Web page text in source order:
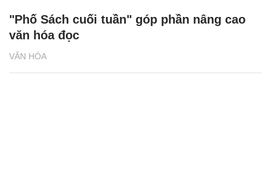
VĂN HÓA
"Phố Sách cuối tuần" góp phần nâng cao
văn hóa đọc